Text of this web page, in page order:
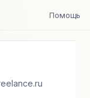
Помощь